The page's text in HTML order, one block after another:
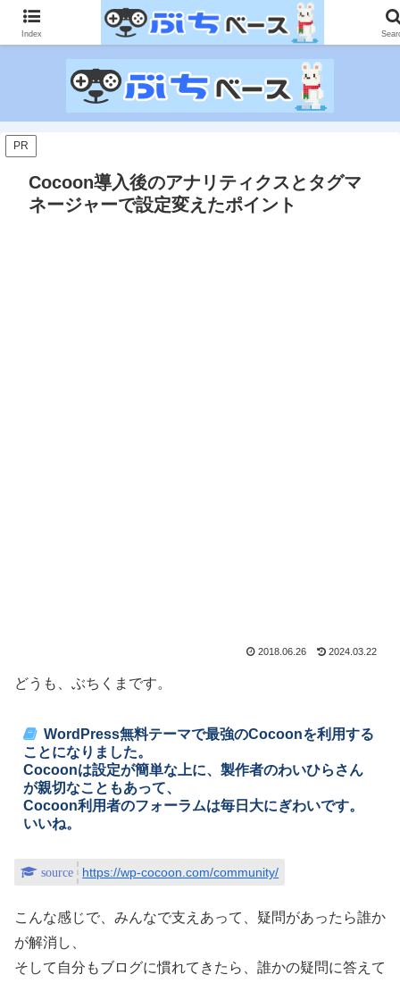
ゲームに課金して得た情報をゲーム記事に仕上げて、収益以上の課金をする無
限機関サイトです。
PR
Cocoon導入後のアナリティクスとタグマ
ネージャーで設定変えたポイント
2018.06.26 2024.03.22
どうも、ぶちくまです。
WordPress無料テーマで最強のCocoonを利用する
ことになりました。
Cocoonは設定が簡単な上に、製作者のわいひらさん
が親切なこともあって、
Cocoon利用者のフォーラムは毎日大にぎわいです。
いいね。
https://wp-cocoon.com/community/
こんな感じで、みんなで支えあって、疑問があったら誰か
が解消し、
そして自分もブログに慣れてきたら、誰かの疑問に答えて
Index